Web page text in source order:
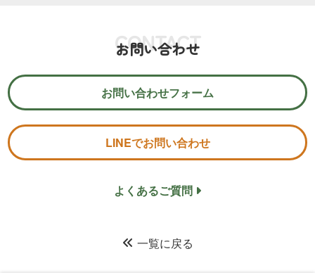
お問い合わせ
CONTACT
お問い合わせフォーム
LINEでお問い合わせ
よくあるご質問
一覧に戻る